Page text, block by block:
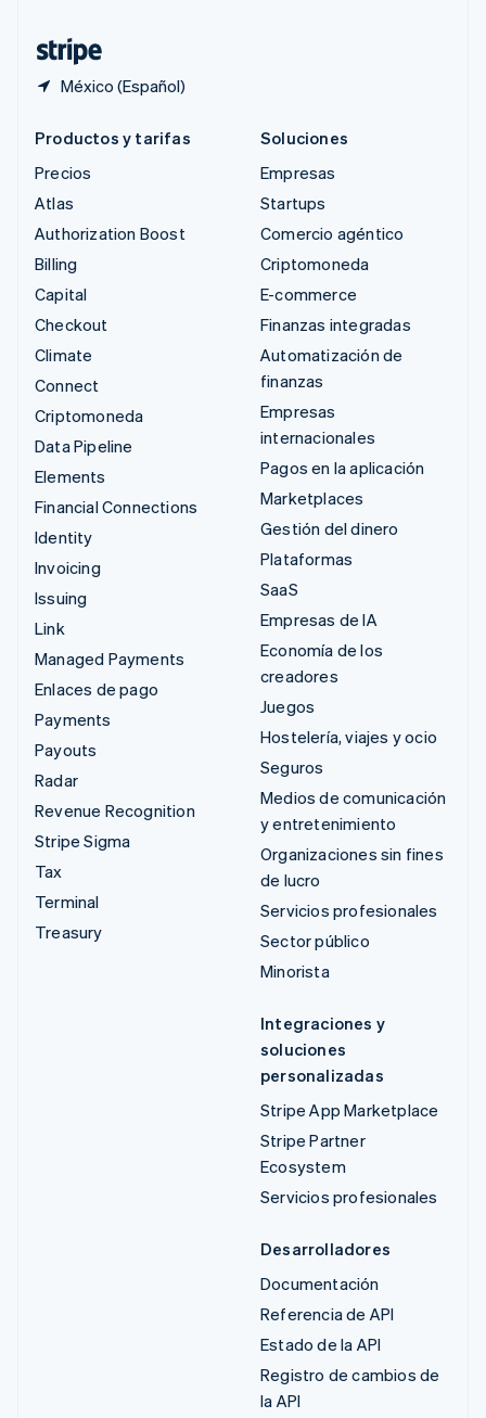
México (Español)
Productos y tarifas
Precios
Atlas
Authorization Boost
Billing
Capital
Checkout
Climate
Connect
Criptomoneda
Data Pipeline
Elements
Financial Connections
Identity
Invoicing
Issuing
Link
Managed Payments
Enlaces de pago
Payments
Payouts
Radar
Revenue Recognition
Stripe Sigma
Tax
Terminal
Treasury
Soluciones
Empresas
Startups
Comercio agéntico
Criptomoneda
E-commerce
Finanzas integradas
Automatización de
finanzas
Empresas
internacionales
Pagos en la aplicación
Marketplaces
Gestión del dinero
Plataformas
SaaS
Empresas de IA
Economía de los
creadores
Juegos
Hostelería, viajes y ocio
Seguros
Medios de comunicación
y entretenimiento
Organizaciones sin fines
de lucro
Servicios profesionales
Sector público
Minorista
Integraciones y
soluciones
personalizadas
Stripe App Marketplace
Stripe Partner
Ecosystem
Servicios profesionales
Desarrolladores
Documentación
Referencia de API
Estado de la API
Registro de cambios de
la API